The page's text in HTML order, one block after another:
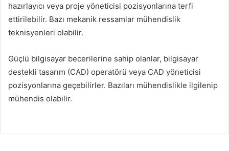
hazırlayıcı veya proje yöneticisi pozisyonlarına terfi
ettirilebilir. Bazı mekanik ressamlar mühendislik
teknisyenleri olabilir.
Güçlü bilgisayar becerilerine sahip olanlar, bilgisayar
destekli tasarım (CAD) operatörü veya CAD yöneticisi
pozisyonlarına geçebilirler. Bazıları mühendislikle ilgilenip
mühendis olabilir.